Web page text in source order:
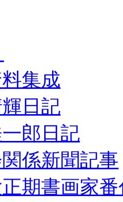
集成
日記
郎日記
係新聞記事
期書画家